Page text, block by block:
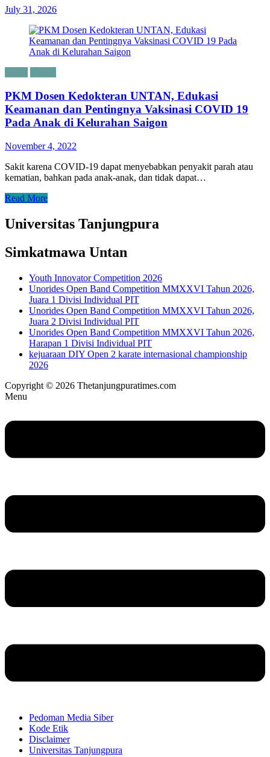
July 31, 2026
PKM Dosen Kedokteran UNTAN, Edukasi
Keamanan dan Pentingnya Vaksinasi COVID 19
Pada Anak di Kelurahan Saigon
November 4, 2022
Sakit karena COVID-19 dapat menyebabkan penyakit parah atau
kematian, bahkan pada anak-anak, dan tidak dapat…
Read More
Universitas Tanjungpura
Simkatmawa Untan
Youth Innovator Competition 2026
Unorides Open Band Competition MMXXVI Tahun 2026,
Juara 1 Divisi Individual PIT
Unorides Open Band Competition MMXXVI Tahun 2026,
Juara 2 Divisi Individual PIT
Unorides Open Band Competition MMXXVI Tahun 2026,
Harapan 1 Divisi Individual PIT
kejuaraan DIY Open 2 karate internasional championship
2026
Copyright © 2026 Thetanjungpuratimes.com
Menu
Pedoman Media Siber
Kode Etik
Disclaimer
Universitas Tanjungpura